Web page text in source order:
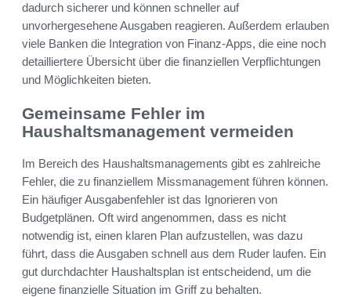
dadurch sicherer und können schneller auf
unvorhergesehene Ausgaben reagieren. Außerdem erlauben
viele Banken die Integration von Finanz-Apps, die eine noch
detailliertere Übersicht über die finanziellen Verpflichtungen
und Möglichkeiten bieten.
Gemeinsame Fehler im
Haushaltsmanagement vermeiden
Im Bereich des Haushaltsmanagements gibt es zahlreiche
Fehler, die zu finanziellem Missmanagement führen können.
Ein häufiger Ausgabenfehler ist das Ignorieren von
Budgetplänen. Oft wird angenommen, dass es nicht
notwendig ist, einen klaren Plan aufzustellen, was dazu
führt, dass die Ausgaben schnell aus dem Ruder laufen. Ein
gut durchdachter Haushaltsplan ist entscheidend, um die
eigene finanzielle Situation im Griff zu behalten.